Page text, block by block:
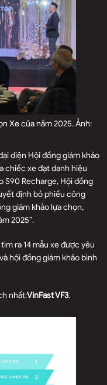
Xe của năm 2025. Ảnh:
diện Hội đồng giám khảo
chiếc xe đạt danh hiệu
S90 Recharge, Hội đồng
định bỏ phiếu công
giám khảo lựa chọn,
2025”.
ra 14 mẫu xe được yêu
hội đồng giám khảo bình
nhất:VinFast VF3.